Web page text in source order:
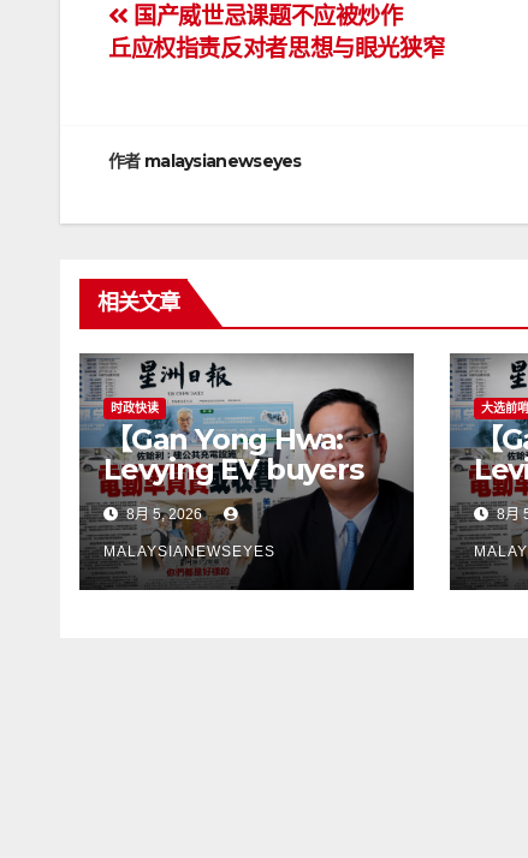
文
章
航
国产威世忌课题不应被炒作
丘应权指责反对者思想与眼光狭窄
作者 malaysianewseyes
相关文章
时政快读
【Gan Yong Hwa:
Levying EV buyers
to fund charging
stations puts the
cart before the
horseGovernment
8月 5, 2026
MALAYSIANEWSEYES
大选前
【
8月